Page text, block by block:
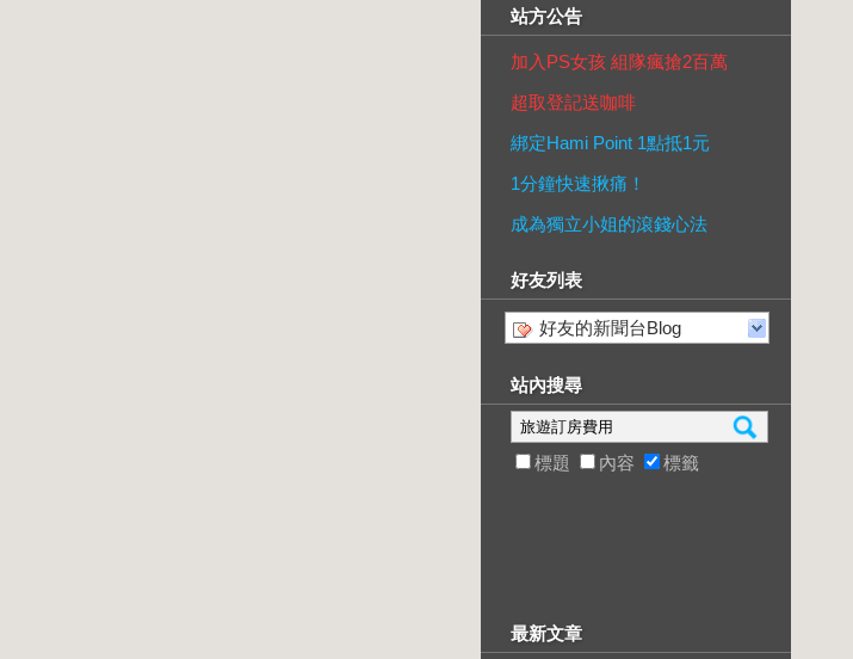
站方公告
加入PS女孩 組隊瘋搶2百萬
超取登記送咖啡
綁定Hami Point 1點抵1元
1分鐘快速揪痛！
成為獨立小姐的滾錢心法
好友列表
好友的新聞台Blog
站內搜尋
標題 內容 標籤
最新文章